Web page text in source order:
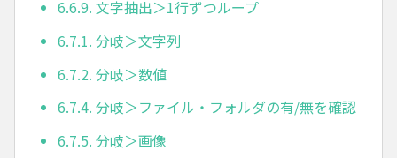
6.6.9. 文字抽出＞1行ずつループ
6.7.1. 分岐＞文字列
6.7.2. 分岐＞数値
6.7.4. 分岐＞ファイル・フォルダの有/無を確認
6.7.5. 分岐＞画像